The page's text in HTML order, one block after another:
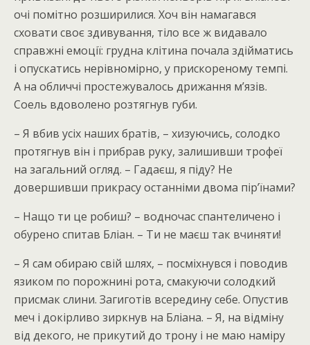
очі помітно розширилися. Хоч він намагався
сховати своє здивування, тіло все ж видавало
справжні емоції: грудна клітина почала здійматись
і опускатись нерівномірно, у прискореному темпі.
А на обличчі простежувалось дрижання м’язів.
Соель вдоволено розтягнув губи.
– Я вбив усіх наших братів, – хизуючись, солодко
протягнув він і прибрав руку, залишивши трофеї
на загальний огляд. – Гадаєш, я піду? Не
довершивши прикрасу останніми двома пір’їнами?
– Нащо ти це робиш? – водночас спантеличено і
обурено спитав Бліан. – Ти не маєш так вчиняти!
– Я сам обираю свій шлях, – посміхнувся і поводив
язиком по порожнині рота, смакуючи солодкий
присмак слини. Загиготів всередину себе. Опустив
меч і докірливо зиркнув на Бліана. – Я, на відміну
від декого, не прикутий до трону і не маю наміру